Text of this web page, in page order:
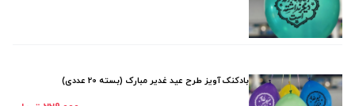
بادکنک آویز طرح عید غدیر مبارک (بسته 20 عددی)